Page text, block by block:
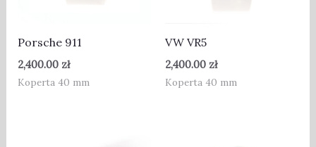
Porsche 911
2,400.00 zł
Koperta 40 mm
VW VR5
2,400.00 zł
Koperta 40 mm